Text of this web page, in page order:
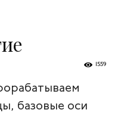
1559
базовые оси